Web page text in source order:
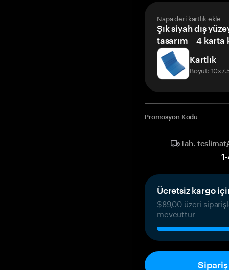
Napa deri kartlık ekle
Şık siyah dış
tasarım – 4
Kartlık
Boyut:
Promosyon Kodu
Tah. teslimat
1-
Ücretsiz kargo
$89,00 üzeri
mevcuttur